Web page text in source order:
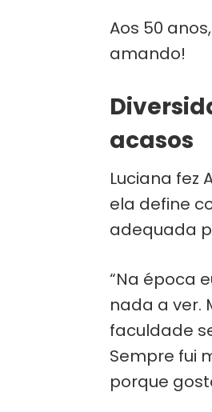
Aos 50
amando!
acasos
Luciana fez
ela define
adequada
“Na época
nada a ver.
faculdade
Sempre fui
porque